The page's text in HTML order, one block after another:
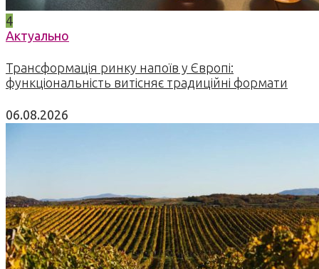
4
Актуально
Трансформація ринку напоїв у Європі:
функціональність витісняє традиційні формати
06.08.2026